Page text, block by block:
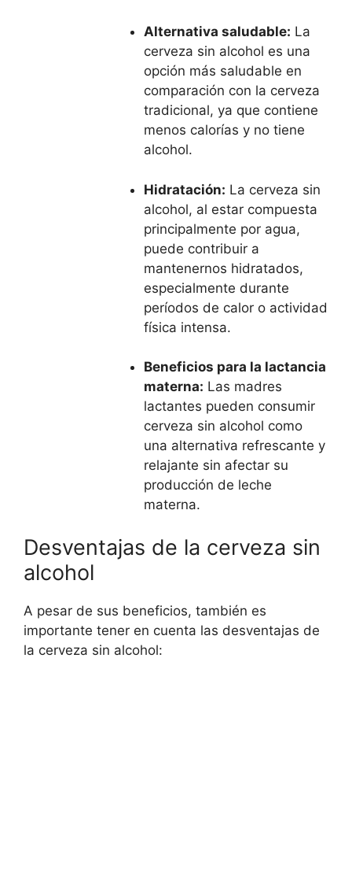
Alternativa saludable: La
cerveza sin alcohol es una
opción más saludable en
comparación con la cerveza
tradicional, ya que contiene
menos calorías y no tiene
alcohol.
Hidratación: La cerveza sin
alcohol, al estar compuesta
principalmente por agua,
puede contribuir a
mantenernos hidratados,
especialmente durante
períodos de calor o actividad
física intensa.
Beneficios para la lactancia
materna: Las madres
lactantes pueden consumir
cerveza sin alcohol como
una alternativa refrescante y
relajante sin afectar su
producción de leche
materna.
Desventajas de la cerveza sin
alcohol
A pesar de sus beneficios, también es
importante tener en cuenta las desventajas de
la cerveza sin alcohol: